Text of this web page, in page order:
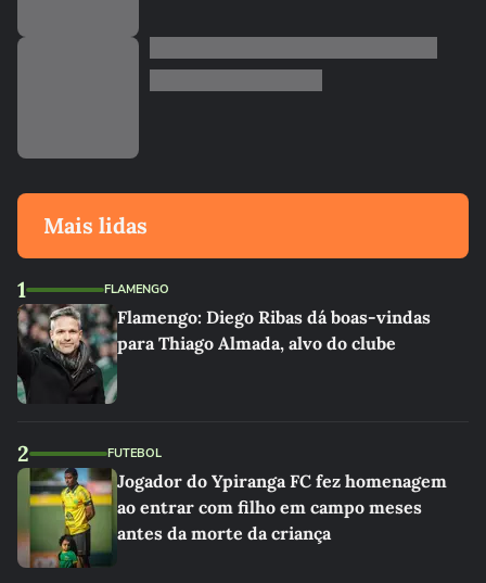
Mais lidas
1 FLAMENGO
Flamengo: Diego Ribas dá boas-vindas
para Thiago Almada, alvo do clube
2 FUTEBOL
Jogador do Ypiranga FC fez homenagem
ao entrar com filho em campo meses
antes da morte da criança